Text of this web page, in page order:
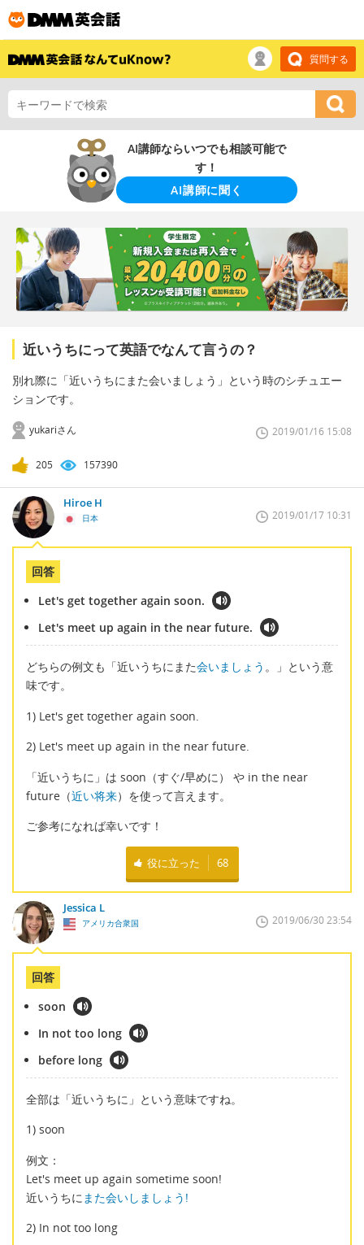
質問する
AI講師ならいつでも相談可能で
す！
AI講師に聞く
近いうちにって英語でなんて言うの？
別れ際に「近いうちにまた会いましょう」という時のシチュエー
ションです。
yukariさん 2019/01/16 15:08
205 157390
Hiroe H
日本 2019/01/17 10:31
回答
Let's get together again soon.
Let's meet up again in the near future.
どちらの例文も「近いうちにまた会いましょう 。」という意
味です。
1) Let's get together again soon.
2) Let's meet up again in the near future.
「近いうちに」は soon（すぐ/早めに） や in the near
future（近い将来）を使って言えます。
ご参考になれば幸いです！
役に立った 68
Jessica L
アメリカ合衆国 2019/06/30 23:54
回答
soon
In not too long
before long
全部は「近いうちに」という意味ですね。
1) soon
例文：
Let's meet up again sometime soon!
近いうちに また会いしましょう!
2) In not too long